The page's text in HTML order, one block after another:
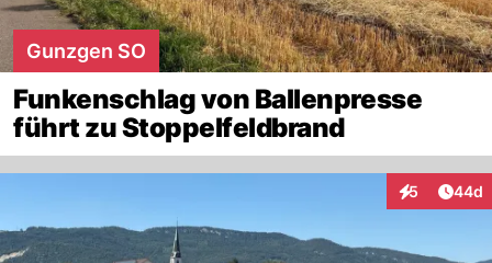
Gunzgen SO
Funkenschlag von Ballenpresse
führt zu Stoppelfeldbrand
5
Interaktionen
44d